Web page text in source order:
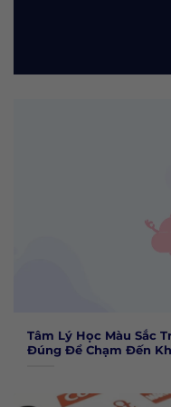
Tâm Lý Học Màu Sắc
Đúng Để Chạm Đến